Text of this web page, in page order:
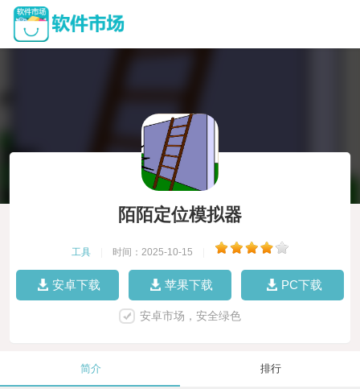
陌陌定位模拟器
工具 时间：2025-10-15
安卓下载 苹果下载 PC下载
安卓市场，安全绿色
简介 排行